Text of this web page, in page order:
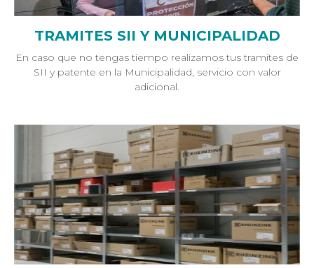
TRAMITES SII Y MUNICIPALIDAD
En caso que no tengas tiempo realizamos tus tramites de
SII y patente en la Municipalidad, servicio con valor
adicional.